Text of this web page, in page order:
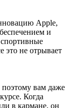
Apple,
и
это не отрывает
поэтому вам даже
Когда
в кармане, он